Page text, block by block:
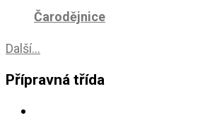
Čarodějnice
Další...
Přípravná třída